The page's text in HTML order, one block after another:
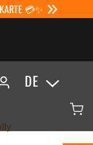
💳✨
DE